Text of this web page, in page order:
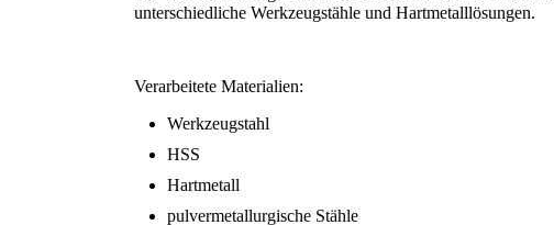
unterschiedliche Werkzeugstähle und Hartmetalllösungen.
Verarbeitete Materialien:
Werkzeugstahl
HSS
Hartmetall
pulvermetallurgische Stähle